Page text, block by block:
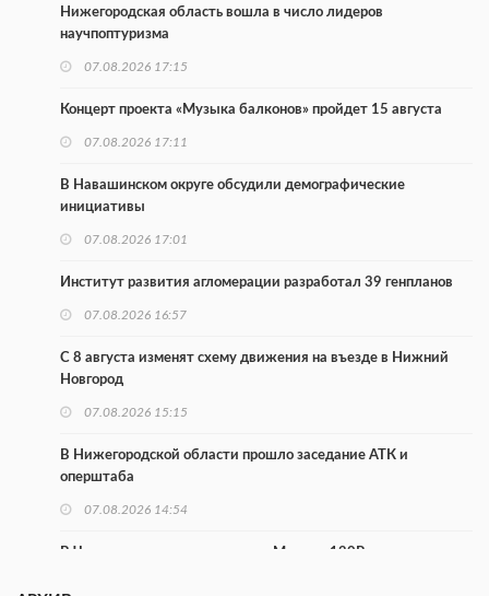
Нижегородская область вошла в число лидеров
научпоптуризма
07.08.2026 17:15
Концерт проекта «Музыка балконов» пройдет 15 августа
07.08.2026 17:11
В Навашинском округе обсудили демографические
инициативы
07.08.2026 17:01
Институт развития агломерации разработал 39 генпланов
07.08.2026 16:57
С 8 августа изменят схему движения на въезде в Нижний
Новгород
07.08.2026 15:15
В Нижегородской области прошло заседание АТК и
оперштаба
07.08.2026 14:54
В Чкаловске спустили на воду «Метеор-120Р»